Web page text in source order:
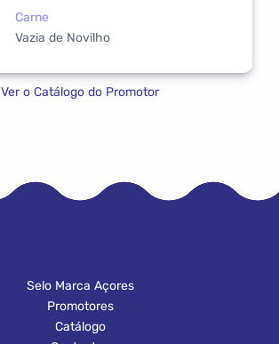
Carne
Vazia de Novilho
Ver o Catálogo do Promotor
Selo Marca Açores
Promotores
Catálogo